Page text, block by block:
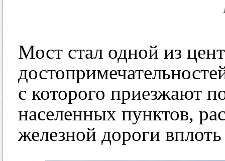
Мост стал одной из
с которого приезжают
населенных пунктов,
железной дороги